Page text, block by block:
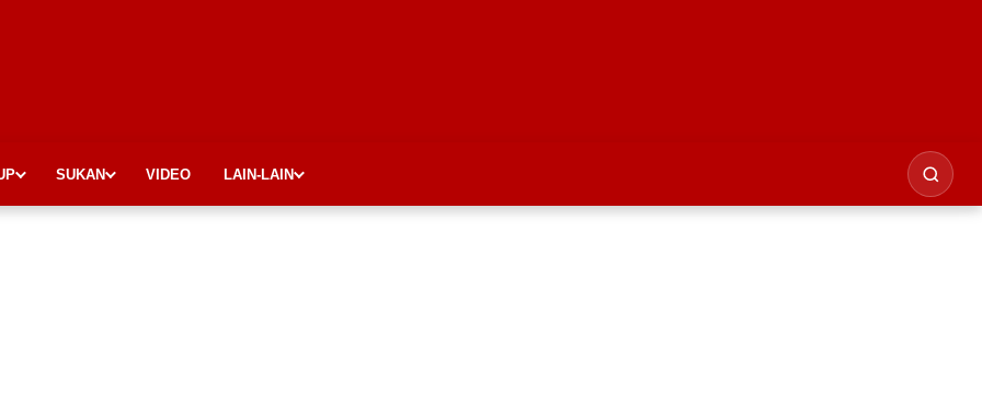
SUKAN VIDEO LAIN-LAIN